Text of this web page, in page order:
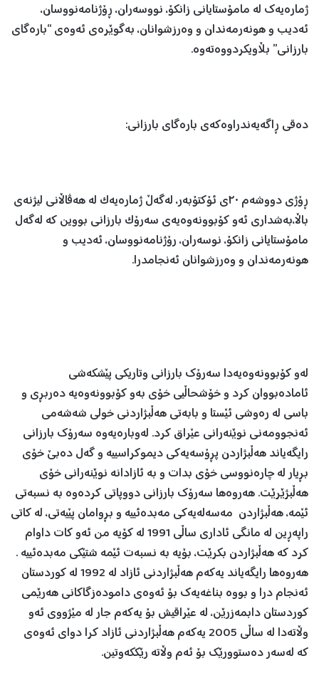
ژماره‌یه‌ك له‌ مامۆستایانی زانكۆ، نووسه‌ران، ڕۆژنامه‌نووسان،
ئه‌دیب و هونه‌رمه‌ندان و وه‌رزشوانان، بەگوێرەی ئەوەی “بارەگای
بارزانی” بڵاویکردووەتەوە.
دەقی ڕاگەیەندراوەکەی بارەگای بارزانی:
ڕۆژی دووشەم ٢٠ی ئۆکتۆبەر، لەگەڵ ژمارەیەک لە هەڤاڵانی لیژنەی
باڵا،بەشداری ئەو کۆبوونەوەیەی سەرۆک بارزانی بووین کە لەگەل
مامۆستایانی زانکۆ، نوسەران، رۆژنامەنووسان، ئەدیب و
هونەرمەندان و وەرزشوانان ئەنجامدرا.
له‌و كۆبوونه‌وه‌یه‌دا سه‌رۆك بارزانی وتاریكی پێشكه‌شی
ئاماده‌بووان كرد و خۆشحاڵیی خۆی به‌و كۆبوونه‌وه‌یه‌ ده‌ربڕی و
باسی له‌ ره‌وشی ئێستا و بابه‌تی هه‌ڵبژاردنی خولی شه‌شه‌می
ئه‌نجوومه‌نی نوێنه‌رانی عێراق كرد. له‌وباره‌یه‌وه‌ سه‌رۆك بارزانی
رایگه‌یاند هه‌ڵبژاردن پڕۆسه‌یه‌كی دیموكراسییه‌‌ و گه‌ل ده‌بێ خۆی
بڕیار له‌ چاره‌نووسی خۆی بدات و به‌ ئازادانه‌ نوێنه‌رانی خۆی
هه‌ڵبژێرێت. هه‌روه‌ها سه‌رۆك بارزانی دووپاتی كرده‌وه‌ به‌ نسبه‌تی
ئێمه‌، هه‌ڵبژاردن مه‌سه‌له‌یه‌كی مه‌بده‌ئییه‌ و بڕوامان پێیه‌تی، له‌ كاتی
راپه‌ڕین له‌ مانگی ئاداری ساڵی 1991 له‌ كۆیه‌ من ئه‌و كات داوام
كرد كه‌ هه‌ڵبژاردن بكرێت، بۆیه‌ به‌ نسبه‌ت ئێمه‌ شتێكی مه‌بده‌ئییه‌ .
هه‌روه‌ها رایگه‌یاند یه‌كه‌م هه‌ڵبژاردنی ئازاد له‌ 1992 له‌ كوردستان
ئه‌نجام درا و بووه‌ بناغه‌یه‌ك بۆ ئه‌وه‌ی داموده‌زگاكانی هه‌رێمی
كوردستان دابمه‌زرێن، له‌ عێراقیش بۆ یه‌كه‌م جار له‌ مێژووی ئه‌و
وڵاته‌دا له‌ ساڵی 2005 یه‌كه‌م هه‌ڵبژاردنی ئازاد كرا دوای ئه‌وه‌ی
كه‌ له‌سه‌ر ده‌ستوورێك بۆ ئه‌م وڵاته‌ رێككه‌وتین.